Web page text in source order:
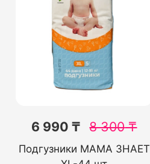
6 990 ₸ 8 300₸
Подгузники МАМА ЗНАЕТ